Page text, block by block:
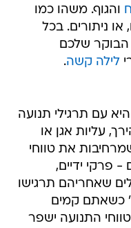
והגוף. משהו כמו
ניתורים. בכל
הבוקר שלכם
לילה קשה.
עם תרגילי תנועה
עליות אגן או
את טווחי
- פרקי ידיים,
שאחריהם תרגישו
כשאתם קמים
התנועה ישפר